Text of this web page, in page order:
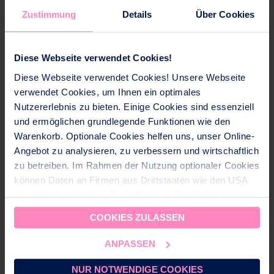
Zustimmung Details Über Cookies
Diese Webseite verwendet Cookies!
Diese Webseite verwendet Cookies! Unsere Webseite
verwendet Cookies, um Ihnen ein optimales
Nutzererlebnis zu bieten. Einige Cookies sind essenziell
und ermöglichen grundlegende Funktionen wie den
Warenkorb. Optionale Cookies helfen uns, unser Online-
Angebot zu analysieren, zu verbessern und wirtschaftlich
zu betreiben. Im Rahmen der Nutzung optionaler Cookies
können Daten an Firmen aus Drittstaaten wie den USA
übermittelt werden (z. B. an Google). Die Empfänger
dieser Daten sind im CH-US Data Privacy Framework
(DPF) gelistet, dass ein angemessenes
Datenschutzniveau gewährleistet. Für nicht zertifizierte
EU‑Standardvertragsklauseln mit CH‑Ergänzungen) ein.
COOKIES ZULASSEN
ANPASSEN
NUR NOTWENDIGE COOKIES
ohne Wasserspritzen befüllt werden
Der Tischwasserfilter passt in jede gängige
Der AQUAlizer Home ist BPA frei und hergestellt
aus Kunststoff ohne Weichmacher in der EU
Lieferumfang: Tischwasserfilter AQUAlizer Home
2.7 l inkl. 1 Magnesium Mineralized Filterkartusche
Beschreibung
Der Tischwasserfilter Aqualizer Home besticht durch
sein attraktives Design mit optimalem
ergonomischem Handling. Im Paket ist eine
Magnesium Mineralized Filterkartusche, die Ihnen zu
jeder Jahreszeit die Abwehrkräfte stärkt.